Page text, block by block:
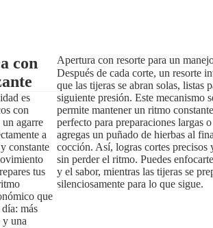
con
es
con
agarre
a
constante
tus
que
más
y una
Apertura con resorte para un
Después de cada corte, un resorte
que las tijeras se abran solas, listas
siguiente presión. Este mecanismo
permite mantener un ritmo
perfecto para preparaciones largas
agregas un puñado de hierbas al
cocción. Así, logras cortes precisos
sin perder el ritmo. Puedes
y el sabor, mientras las tijeras se
silenciosamente para lo que sigue.